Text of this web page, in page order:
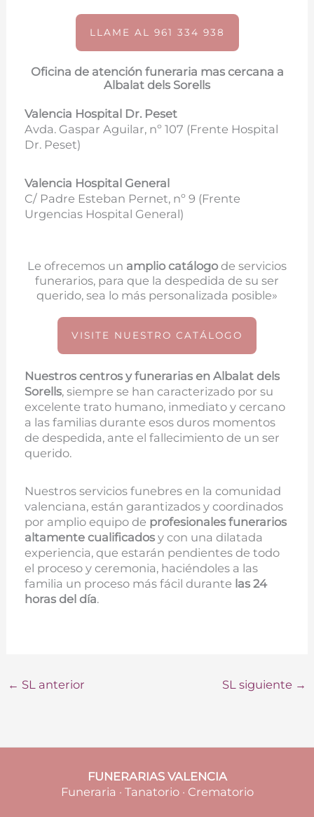
LLAME AL 961 334 938
Oficina de atención funeraria mas cercana a
Albalat dels Sorells
Valencia Hospital Dr. Peset
Avda. Gaspar Aguilar, nº 107 (Frente Hospital
Dr. Peset)
Valencia Hospital General
C/ Padre Esteban Pernet, nº 9 (Frente
Urgencias Hospital General)
Le ofrecemos un amplio catálogo de servicios
funerarios, para que la despedida de su ser
querido, sea lo más personalizada posible»
VISITE NUESTRO CATÁLOGO
Nuestros centros y funerarias en Albalat dels
Sorells, siempre se han caracterizado por su
excelente trato humano, inmediato y cercano
a las familias durante esos duros momentos
de despedida, ante el fallecimiento de un ser
querido.
Nuestros servicios funebres en la comunidad
valenciana, están garantizados y coordinados
por amplio equipo de profesionales funerarios
altamente cualificados y con una dilatada
experiencia, que estarán pendientes de todo
el proceso y ceremonia, haciéndoles a las
familia un proceso más fácil durante las 24
horas del día.
← SL anterior SL siguiente →
FUNERARIAS VALENCIA
Funeraria · Tanatorio · Crematorio